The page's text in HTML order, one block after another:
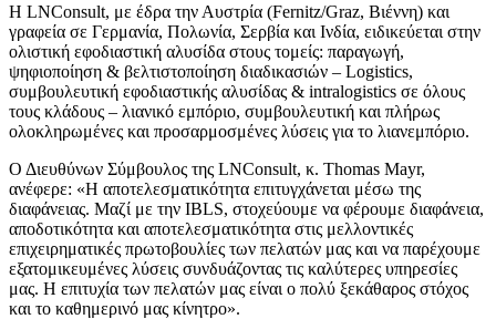
Η LNConsult, με έδρα την Αυστρία (Fernitz/Graz, Βιέννη) και
γραφεία σε Γερμανία, Πολωνία, Σερβία και Ινδία, ειδικεύεται στην
ολιστική εφοδιαστική αλυσίδα στους τομείς: παραγωγή,
ψηφιοποίηση & βελτιστοποίηση διαδικασιών – Logistics,
συμβουλευτική εφοδιαστικής αλυσίδας & intralogistics σε όλους
τους κλάδους – λιανικό εμπόριο, συμβουλευτική και πλήρως
ολοκληρωμένες και προσαρμοσμένες λύσεις για το λιανεμπόριο.
Ο Διευθύνων Σύμβουλος της LNConsult, κ. Thomas Mayr,
ανέφερε: «Η αποτελεσματικότητα επιτυγχάνεται μέσω της
διαφάνειας. Μαζί με την IBLS, στοχεύουμε να φέρουμε διαφάνεια,
αποδοτικότητα και αποτελεσματικότητα στις μελλοντικές
επιχειρηματικές πρωτοβουλίες των πελατών μας και να παρέχουμε
εξατομικευμένες λύσεις συνδυάζοντας τις καλύτερες υπηρεσίες
μας. Η επιτυχία των πελατών μας είναι ο πολύ ξεκάθαρος στόχος
και το καθημερινό μας κίνητρο».